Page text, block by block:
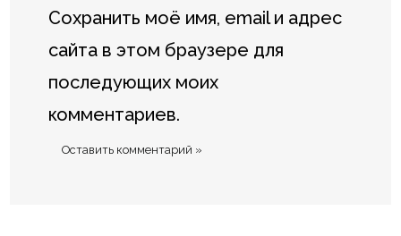
Сохранить моё имя, email и адрес
сайта в этом браузере для
последующих моих
комментариев.